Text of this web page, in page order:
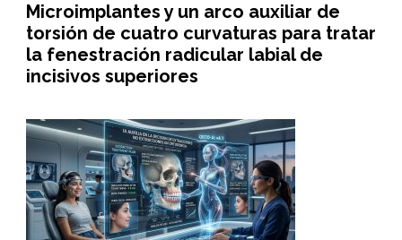
Microimplantes y un arco auxiliar de
torsión de cuatro curvaturas para tratar
la fenestración radicular labial de
incisivos superiores